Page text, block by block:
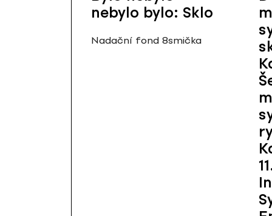
nebylo bylo: Sklo
Nadační fond 8smička